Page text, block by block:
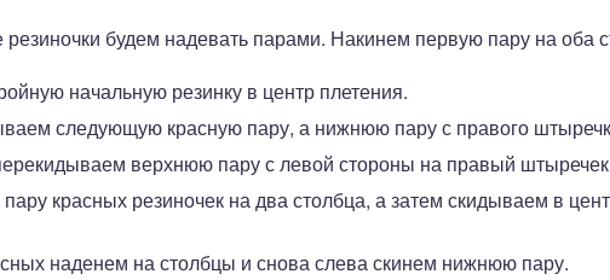
будем надевать парами. Накинем первую пару на оба
начальную резинку в центр плетения.
следующую красную пару, а нижнюю пару с правого
верхнюю пару с левой стороны на правый
красных резиночек на два столбца, а затем скидываем в
наденем на столбцы и снова слева скинем нижнюю пару.